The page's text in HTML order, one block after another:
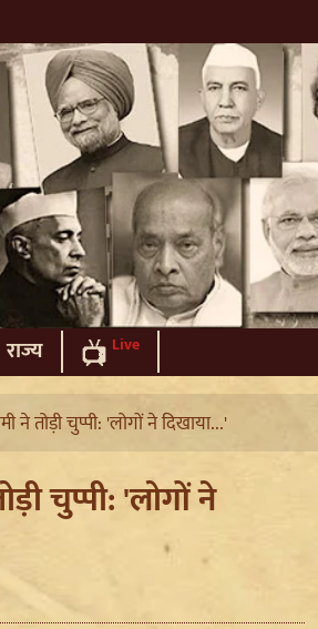
राज्य Live
ने तोड़ी चुप्पी: 'लोगों ने दिखाया...'
चुप्पी: 'लोगों ने